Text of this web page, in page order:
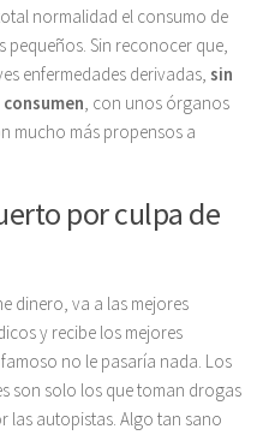
normalidad el consumo de
pequeños. Sin reconocer que,
enfermedades derivadas, sin
, con unos órganos
mucho más propensos a
por culpa de
dinero, va a las mejores
y recibe los mejores
no le pasaría nada. Los
son solo los que toman drogas
las autopistas. Algo tan sano